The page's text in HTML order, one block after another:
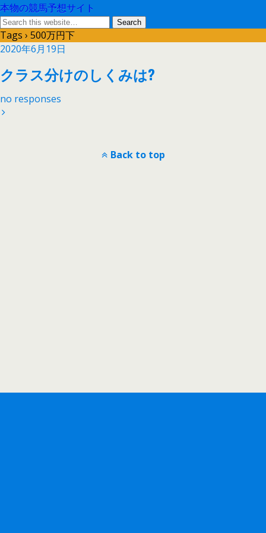
本物の競馬予想サイト
Tags › 500万円下
2020年6月19日
クラス分けのしくみは?
no responses
Back to top